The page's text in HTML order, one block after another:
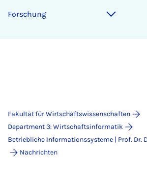
For­schung
Fakultät für Wirtschaftswissenschaften
Department 3: Wirtschaftsinformatik
Betriebliche Informationssysteme | Prof. Dr.
Nachrichten